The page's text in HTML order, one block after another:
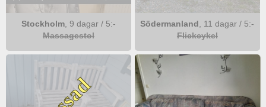
Stockholm 9 dagar/ 5:-
Massagestol
Södermanland 11 dagar/ 5:-
Flickcykel